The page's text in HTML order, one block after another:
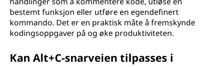
bestemt funksjon eller utføre en egendefinert
kommando. Det er en praktisk måte å fremskynde
kodingsoppgaver på og øke produktiviteten.
Kan Alt+C-snarveien tilpasses i